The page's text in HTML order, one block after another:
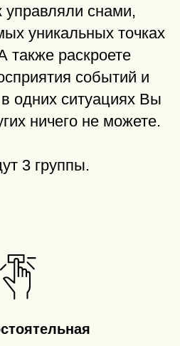
управляли снами,
уникальных точках
также раскроете
событий и
одних ситуациях Вы
ничего не можете.
3 группы.